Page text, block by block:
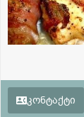
კონტაქტი